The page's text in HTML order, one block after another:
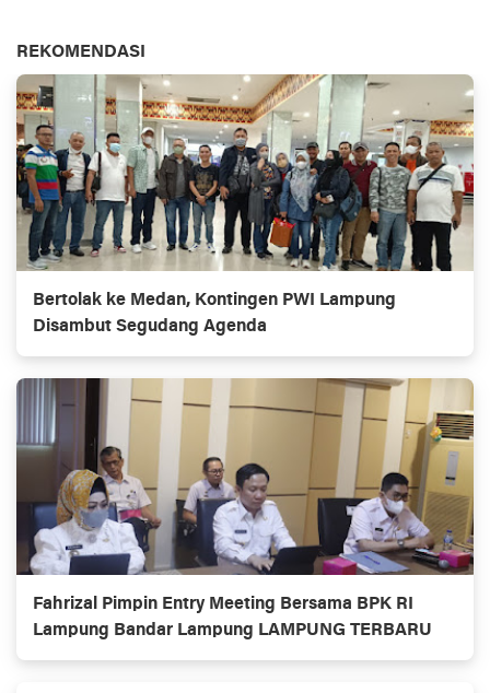
REKOMENDASI
Bertolak ke Medan, Kontingen PWI Lampung
Disambut Segudang Agenda
Fahrizal Pimpin Entry Meeting Bersama BPK RI
Lampung Bandar Lampung LAMPUNG TERBARU